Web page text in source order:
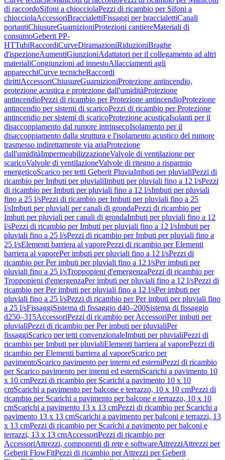
di raccordoSifoni a chiocciolaPezzi di ricambio per Sifoni a
chiocciolaAccessoriBraccialettiFissaggi per braccialettiCanali
portantiChiusureGuarnizioniProtezioni cantiereMateriali di
consumoGeberit PP-
HTTubiRaccordiCurveDiramazioniRiduzioniBraghe
d'ispezioneAumentiGiunzioniAdattatori per il collegamento ad altri
materialiCongiunzioni ad innestoAllacciamenti agli
apparecchiCurve tecnicheRaccordi
dirittiAccessoriChiusureGuarnizioniProtezione antincendio,
protezione acustica e protezione dall'umiditàProtezione
antincendioPezzi di ricambio per Protezione antincendioProtezione
antincendio per sistemi di scaricoPezzi di ricambio per Protezione
antincendio per sistemi di scaricoProtezione acusticaIsolanti per il
disaccoppiamento dal rumore intrinsecoIsolamento per il
disaccoppiamento dalla struttura e l'isolamento acustico del rumore
trasmesso indirettamente via ariaProtezione
dall'umiditàImpermeabilizzazioneValvole di ventilazione per
scaricoValvole di ventilazioneValvole di ritegno a risparmio
energeticoScarico per tetti Geberit PluviaImbuti per pluvialiPezzi di
ricambio per Imbuti per pluvialiImbuti per pluviali fino a 12 l/sPezzi
di ricambio per Imbuti per pluviali fino a 12 l/sImbuti per pluviali
fino a 25 l/sPezzi di ricambio per Imbuti per pluviali fino a 25
l/sImbuti per pluviali per canali di grondaPezzi di ricambio per
Imbuti per pluviali per canali di grondaImbuti per pluviali fino a 12
l/sPezzi di ricambio per Imbuti per pluviali fino a 12 l/sImbuti per
pluviali fino a 25 l/sPezzi di ricambio per Imbuti per pluviali fino a
25 l/sElementi barriera al vaporePezzi di ricambio per Elementi
barriera al vaporePer imbuti per pluviali fino a 12 l/sPezzi di
ricambio per Per imbuti per pluviali fino a 12 l/sPer imbuti per
pluviali fino a 25 l/sTroppopieni d'emergenzaPezzi di ricambio per
Troppopieni d'emergenzaPer imbuti per pluviali fino a 12 l/sPezzi di
ricambio per Per imbuti per pluviali fino a 12 l/sPer imbuti per
pluviali fino a 25 l/sPezzi di ricambio per Per imbuti per pluviali fino
a 25 l/sFissaggiSistema di fissaggio d40–200Sistema di fissaggio
d250–315AccessoriPezzi di ricambio per AccessoriPer imbuti per
pluvialiPezzi di ricambio per Per imbuti per pluvialiPer
fissaggiScarico per tetti convenzionaleImbuti per pluvialiPezzi di
ricambio per Imbuti per pluvialiElementi barriera al vaporePezzi di
ricambio per Elementi barriera al vaporeScarico per
pavimentoScarico pavimento per interni ed esterniPezzi di ricambio
per Scarico pavimento per interni ed esterniScarichi a pavimento 10
x 10 cmPezzi di ricambio per Scarichi a pavimento 10 x 10
cmScarichi a pavimento per balcone e terrazzo, 10 x 10 cmPezzi di
ricambio per Scarichi a pavimento per balcone e terrazzo, 10 x 10
cmScarichi a pavimento 13 x 13 cmPezzi di ricambio per Scarichi a
pavimento 13 x 13 cmScarichi a pavimento per balconi e terrazzi, 13
x 13 cmPezzi di ricambio per Scarichi a pavimento per balconi e
terrazzi, 13 x 13 cmAccessoriPezzi di ricambio per
AccessoriAttrezzi, componenti di rete e softwareAttrezziAttrezzi per
Geberit FlowFitPezzi di ricambio per Attrezzi per Geberit